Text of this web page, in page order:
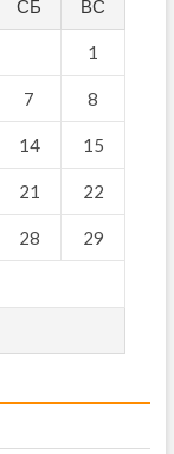
СБ ВС
1
7 8
14 15
21 22
28 29